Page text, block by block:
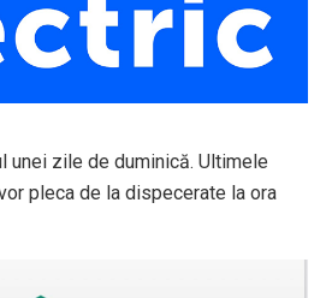
unei zile de duminică. Ultimele
pleca de la dispecerate la ora